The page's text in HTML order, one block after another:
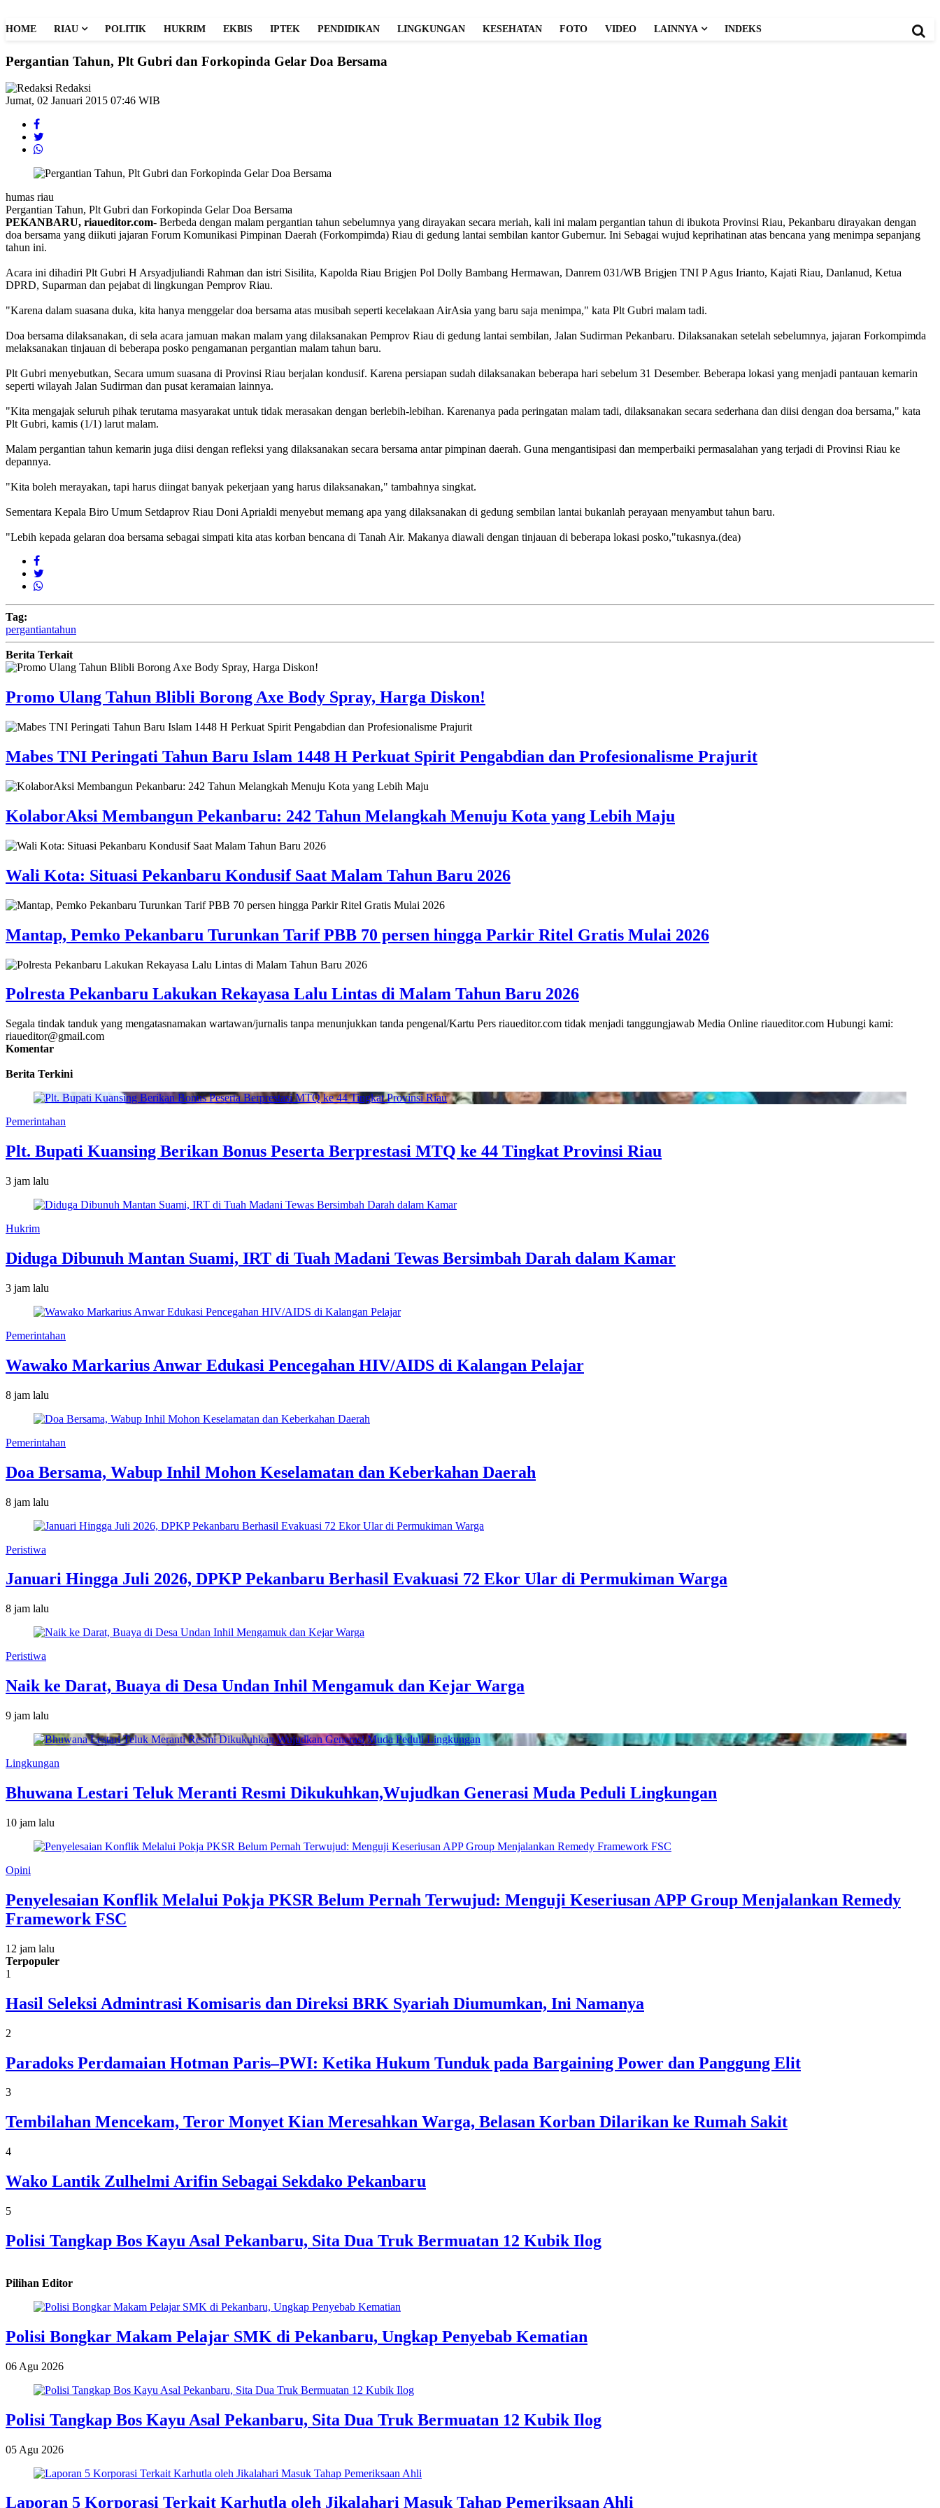
HOME RIAU POLITIK HUKRIM EKBIS IPTEK PENDIDIKAN LINGKUNGAN KESEHATAN FOTO VIDEO LAINNYA INDEKS
Pergantian Tahun, Plt Gubri dan Forkopinda Gelar Doa Bersama
Redaksi
Jumat, 02 Januari 2015 07:46 WIB
humas riau
Pergantian Tahun, Plt Gubri dan Forkopinda Gelar Doa Bersama
PEKANBARU, riaueditor.com- Berbeda dengan malam pergantian tahun sebelumnya yang dirayakan secara meriah, kali ini malam pergantian tahun di ibukota Provinsi Riau, Pekanbaru dirayakan dengan
doa bersama yang diikuti jajaran Forum Komunikasi Pimpinan Daerah (Forkompimda) Riau di gedung lantai sembilan kantor Gubernur. Ini Sebagai wujud keprihatinan atas bencana yang menimpa sepanjang
tahun ini.
Acara ini dihadiri Plt Gubri H Arsyadjuliandi Rahman dan istri Sisilita, Kapolda Riau Brigjen Pol Dolly Bambang Hermawan, Danrem 031/WB Brigjen TNI P Agus Irianto, Kajati Riau, Danlanud, Ketua
DPRD, Suparman dan pejabat di lingkungan Pemprov Riau.
"Karena dalam suasana duka, kita hanya menggelar doa bersama atas musibah seperti kecelakaan AirAsia yang baru saja menimpa," kata Plt Gubri malam tadi.
Doa bersama dilaksanakan, di sela acara jamuan makan malam yang dilaksanakan Pemprov Riau di gedung lantai sembilan, Jalan Sudirman Pekanbaru. Dilaksanakan setelah sebelumnya, jajaran Forkompimda
melaksanakan tinjauan di beberapa posko pengamanan pergantian malam tahun baru.
Plt Gubri menyebutkan, Secara umum suasana di Provinsi Riau berjalan kondusif. Karena persiapan sudah dilaksanakan beberapa hari sebelum 31 Desember. Beberapa lokasi yang menjadi pantauan kemarin
seperti wilayah Jalan Sudirman dan pusat keramaian lainnya.
"Kita mengajak seluruh pihak terutama masyarakat untuk tidak merasakan dengan berlebih-lebihan. Karenanya pada peringatan malam tadi, dilaksanakan secara sederhana dan diisi dengan doa bersama," kata
Plt Gubri, kamis (1/1) larut malam.
Malam pergantian tahun kemarin juga diisi dengan refleksi yang dilaksanakan secara bersama antar pimpinan daerah. Guna mengantisipasi dan memperbaiki permasalahan yang terjadi di Provinsi Riau ke
depannya.
"Kita boleh merayakan, tapi harus diingat banyak pekerjaan yang harus dilaksanakan," tambahnya singkat.
Sementara Kepala Biro Umum Setdaprov Riau Doni Aprialdi menyebut memang apa yang dilaksanakan di gedung sembilan lantai bukanlah perayaan menyambut tahun baru.
"Lebih kepada gelaran doa bersama sebagai simpati kita atas korban bencana di Tanah Air. Makanya diawali dengan tinjauan di beberapa lokasi posko,"tukasnya.(dea)
Tag:
pergantiantahun
Berita Terkait
Promo Ulang Tahun Blibli Borong Axe Body Spray, Harga Diskon!
Mabes TNI Peringati Tahun Baru Islam 1448 H Perkuat Spirit Pengabdian dan Profesionalisme Prajurit
KolaborAksi Membangun Pekanbaru: 242 Tahun Melangkah Menuju Kota yang Lebih Maju
Wali Kota: Situasi Pekanbaru Kondusif Saat Malam Tahun Baru 2026
Mantap, Pemko Pekanbaru Turunkan Tarif PBB 70 persen hingga Parkir Ritel Gratis Mulai 2026
Polresta Pekanbaru Lakukan Rekayasa Lalu Lintas di Malam Tahun Baru 2026
Segala tindak tanduk yang mengatasnamakan wartawan/jurnalis tanpa menunjukkan tanda pengenal/Kartu Pers riaueditor.com tidak menjadi tanggungjawab Media Online riaueditor.com Hubungi kami:
riaueditor@gmail.com
Komentar
Berita Terkini
Pemerintahan
Plt. Bupati Kuansing Berikan Bonus Peserta Berprestasi MTQ ke 44 Tingkat Provinsi Riau
3 jam lalu
Hukrim
Diduga Dibunuh Mantan Suami, IRT di Tuah Madani Tewas Bersimbah Darah dalam Kamar
3 jam lalu
Pemerintahan
Wawako Markarius Anwar Edukasi Pencegahan HIV/AIDS di Kalangan Pelajar
8 jam lalu
Pemerintahan
Doa Bersama, Wabup Inhil Mohon Keselamatan dan Keberkahan Daerah
8 jam lalu
Peristiwa
Januari Hingga Juli 2026, DPKP Pekanbaru Berhasil Evakuasi 72 Ekor Ular di Permukiman Warga
8 jam lalu
Peristiwa
Naik ke Darat, Buaya di Desa Undan Inhil Mengamuk dan Kejar Warga
9 jam lalu
Lingkungan
Bhuwana Lestari Teluk Meranti Resmi Dikukuhkan,Wujudkan Generasi Muda Peduli Lingkungan
10 jam lalu
Opini
Penyelesaian Konflik Melalui Pokja PKSR Belum Pernah Terwujud: Menguji Keseriusan APP Group Menjalankan Remedy
Framework FSC
12 jam lalu
Terpopuler
1
Hasil Seleksi Admintrasi Komisaris dan Direksi BRK Syariah Diumumkan, Ini Namanya
2
Paradoks Perdamaian Hotman Paris–PWI: Ketika Hukum Tunduk pada Bargaining Power dan Panggung Elit
3
Tembilahan Mencekam, Teror Monyet Kian Meresahkan Warga, Belasan Korban Dilarikan ke Rumah Sakit
4
Wako Lantik Zulhelmi Arifin Sebagai Sekdako Pekanbaru
5
Polisi Tangkap Bos Kayu Asal Pekanbaru, Sita Dua Truk Bermuatan 12 Kubik Ilog
Pilihan Editor
Polisi Bongkar Makam Pelajar SMK di Pekanbaru, Ungkap Penyebab Kematian
06 Agu 2026
Polisi Tangkap Bos Kayu Asal Pekanbaru, Sita Dua Truk Bermuatan 12 Kubik Ilog
05 Agu 2026
Laporan 5 Korporasi Terkait Karhutla oleh Jikalahari Masuk Tahap Pemeriksaan Ahli